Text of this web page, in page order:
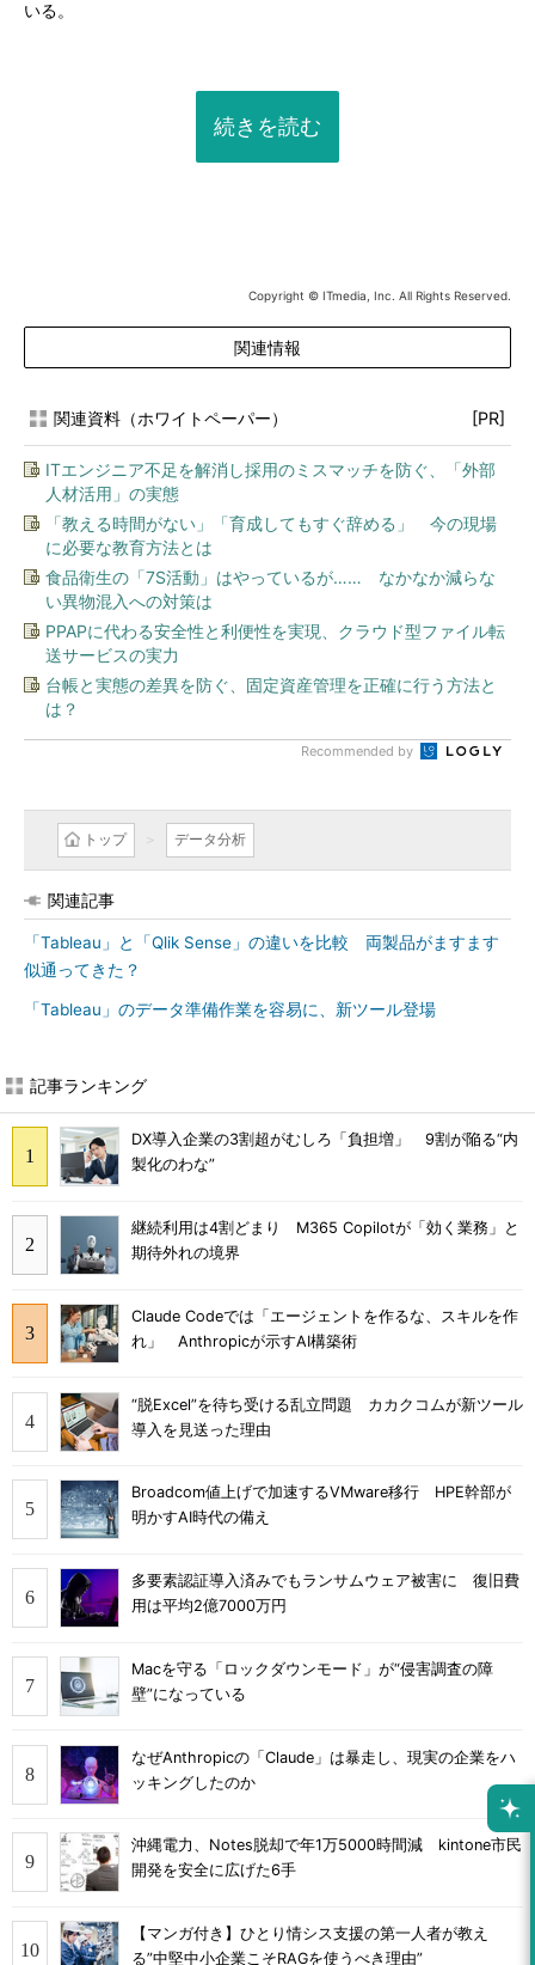
いる。
続きを読む
Copyright © ITmedia, Inc. All Rights Reserved.
関連情報
関連資料（ホワイトペーパー） [PR]
ITエンジニア不足を解消し採用のミスマッチを防ぐ、「外部
人材活用」の実態
「教える時間がない」「育成してもすぐ辞める」 今の現場
に必要な教育方法とは
食品衛生の「7S活動」はやっているが…… なかなか減らな
い異物混入への対策は
PPAPに代わる安全性と利便性を実現、クラウド型ファイル転
送サービスの実力
台帳と実態の差異を防ぐ、固定資産管理を正確に行う方法と
は？
Recommended by
トップ データ分析
関連記事
「Tableau」と「Qlik Sense」の違いを比較 両製品がますます
似通ってきた？
「Tableau」のデータ準備作業を容易に、新ツール登場
記事ランキング
DX導入企業の3割超がむしろ「負担増」 9割が陥る“内
製化のわな”
継続利用は4割どまり M365 Copilotが「効く業務」と
期待外れの境界
Claude Codeでは「エージェントを作るな、スキルを作
れ」 Anthropicが示すAI構築術
“脱Excel”を待ち受ける乱立問題 カカクコムが新ツール
導入を見送った理由
Broadcom値上げで加速するVMware移行 HPE幹部が
明かすAI時代の備え
多要素認証導入済みでもランサムウェア被害に 復旧費
用は平均2億7000万円
Macを守る「ロックダウンモード」が“侵害調査の障
壁”になっている
なぜAnthropicの「Claude」は暴走し、現実の企業をハ
ッキングしたのか
沖縄電力、Notes脱却で年1万5000時間減 kintone市民
開発を安全に広げた6手
【マンガ付き】ひとり情シス支援の第一人者が教え
る”中堅中小企業こそRAGを使うべき理由”